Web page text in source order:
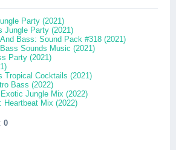
Party (2021)
Jungle Party (2021)
Bass: Sound Pack #318 (2021)
Sounds Music (2021)
Party (2021)
Tropical Cocktails (2021)
Bass (2022)
Jungle Mix (2022)
Heartbeat Mix (2022)
: 0